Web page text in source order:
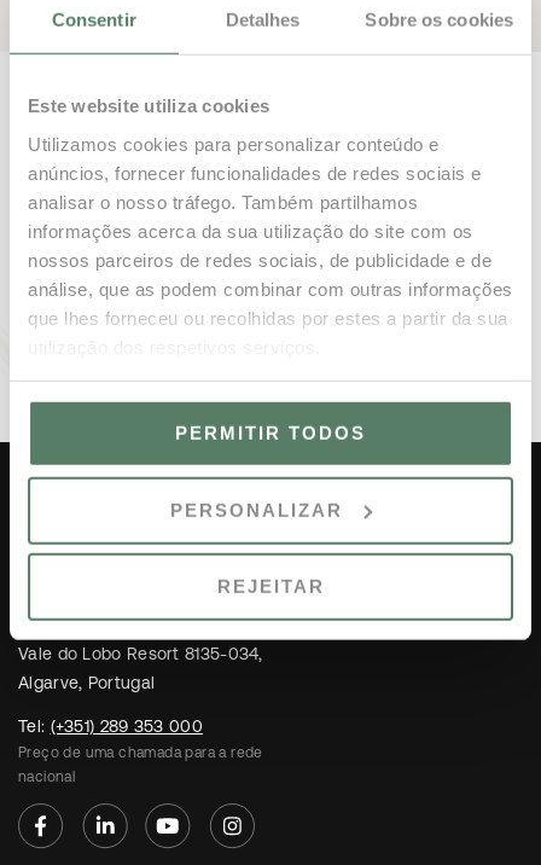
Consentir Detalhes Sobre os cookies
Este website utiliza cookies
Utilizamos cookies para personalizar conteúdo e
anúncios, fornecer funcionalidades de redes sociais e
analisar o nosso tráfego. Também partilhamos
informações acerca da sua utilização do site com os
nossos parceiros de redes sociais, de publicidade e de
análise, que as podem combinar com outras informações
que lhes forneceu ou recolhidas por estes a partir da sua
PERMITIR TODOS
PERSONALIZAR
REJEITAR
Crie a Sua Própria
Tradição
Torne-se Proprietário
Vale do Lobo Resort 8135-034,
Algarve, Portugal
Tel: (+351) 289 353 000
Preço de uma chamada para a rede
nacional